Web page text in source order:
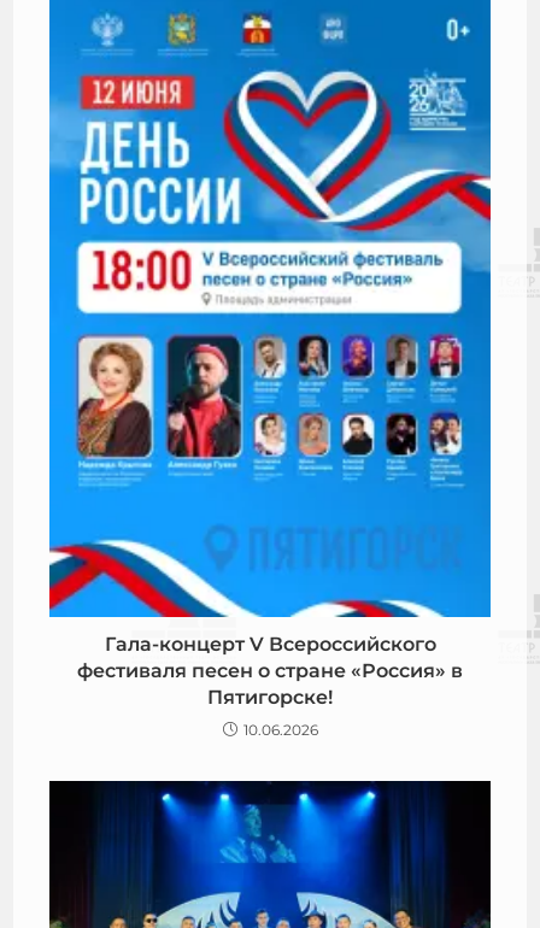
Гала-концерт V Всероссийского
фестиваля песен о стране «Россия» в
Пятигорске!
10.06.2026